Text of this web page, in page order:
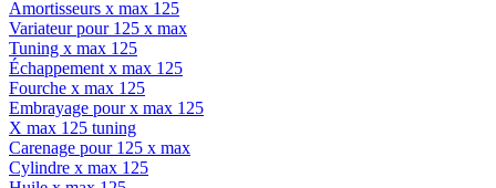
Amortisseurs x max 125
Variateur pour 125 x max
Tuning x max 125
Échappement x max 125
Fourche x max 125
Embrayage pour x max 125
X max 125 tuning
Carenage pour 125 x max
Cylindre x max 125